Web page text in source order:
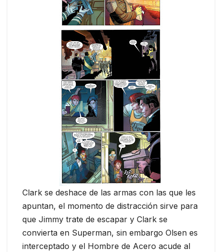
Clark se deshace de las armas con las que les
apuntan, el momento de distracción sirve para
que Jimmy trate de escapar y Clark se
convierta en Superman, sin embargo Olsen es
interceptado y el Hombre de Acero acude al